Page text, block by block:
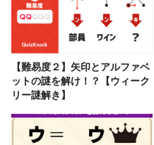
【難易度２】矢印とアルファベ
ットの謎を解け！？【ウィーク
リー謎解き】